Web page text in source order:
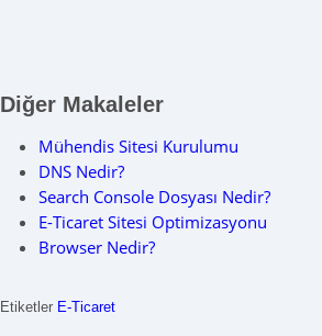
Diğer Makaleler
Mühendis Sitesi Kurulumu
DNS Nedir?
Search Console Dosyası Nedir?
E-Ticaret Sitesi Optimizasyonu
Browser Nedir?
Etiketler E-Ticaret